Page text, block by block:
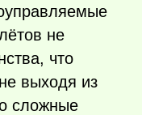
не
что
выходя из
сложные